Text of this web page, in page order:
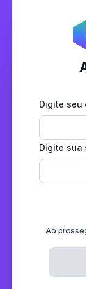
Digite seu
Digite sua
Ao